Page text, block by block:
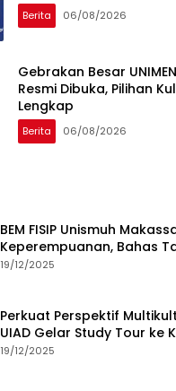
Berita 06/08/2026
Gebrakan Besar
Resmi Dibuka, Pilihan
Lengkap
Berita 06/08/2026
BEM FISIP Unismuh
Keperempuanan, Bahas
dan Budaya Lokal
19/12/2025
Perkuat Perspektif
UIAD Gelar Study Tour ke
19/12/2025